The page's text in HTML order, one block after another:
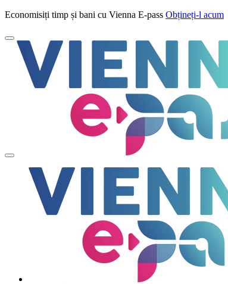
Economisiți timp și bani cu Vienna E-pass Obțineți-l acum